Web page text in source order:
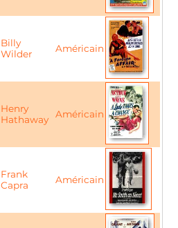
Billy
Wilder
Américain
Henry
Hathaway
Américain
Frank
Capra
Américain